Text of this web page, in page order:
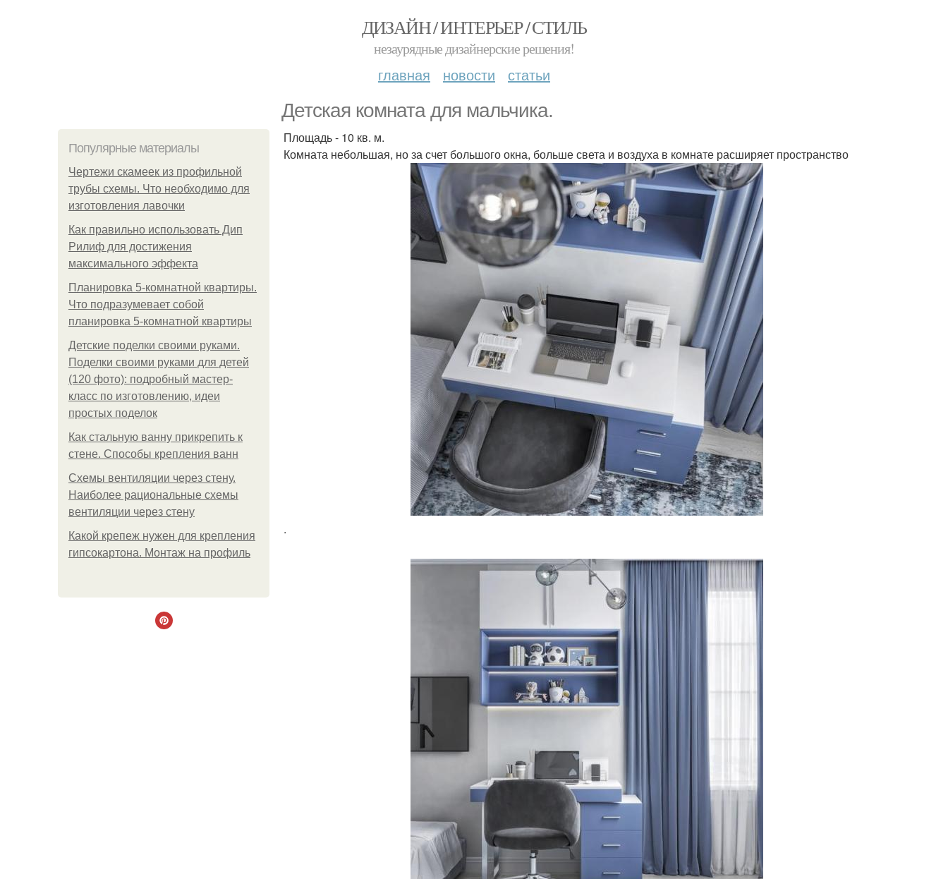
ДИЗАЙН / ИНТЕРЬЕР / СТИЛЬ
незаурядные дизайнерские решения!
главная новости статьи
Детская комната для мальчика.
Популярные материалы
Чертежи скамеек из профильной
трубы схемы. Что необходимо для
изготовления лавочки
Как правильно использовать Дип
Рилиф для достижения
максимального эффекта
Планировка 5-комнатной квартиры.
Что подразумевает собой
планировка 5-комнатной квартиры
Детские поделки своими руками.
Поделки своими руками для детей
(120 фото): подробный мастер-
класс по изготовлению, идеи
простых поделок
Как стальную ванну прикрепить к
стене. Способы крепления ванн
Схемы вентиляции через стену.
Наиболее рациональные схемы
вентиляции через стену
Какой крепеж нужен для крепления
гипсокартона. Монтаж на профиль
Площадь - 10 кв. м.
Комната небольшая, но за счет большого окна, больше света и воздуха в комнате расширяет пространство
.